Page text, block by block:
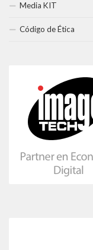
Media KIT
Código de Ética